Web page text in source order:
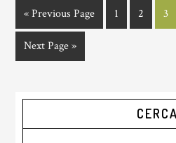
«Go
to
Previous Page Page
1 Page
2 Page
3
Go
to
Next Page »
Primary
Sidebar
CERCA